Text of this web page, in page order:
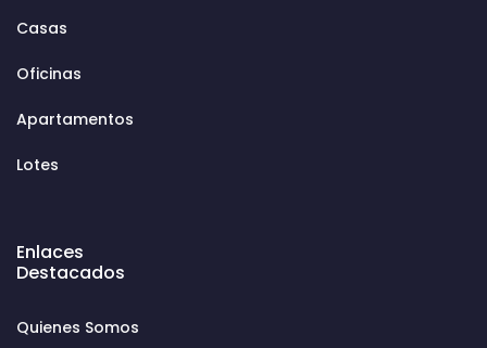
Casas
Oficinas
Apartamentos
Lotes
Enlaces
Destacados
Quienes Somos